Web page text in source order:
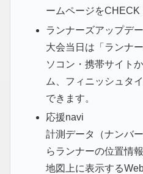
ームページをCHECK
ランナーズアップデ
大会当日は「ランナ
ソコン・携帯サイト
ム、フィニッシュタ
できます。
応援navi
計測データ（ナンバ
らランナーの位置情
地図上に表示する